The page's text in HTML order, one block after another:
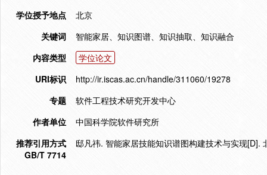
学位授予地点
北京
关键词
智能家居、知识图谱、知识抽取、知识融合
内容类型
学位论文
URI标识
http://ir.iscas.ac.cn/handle/311060/19278
专题
软件工程技术研究开发中心
作者单位
中国科学院软件研究所
推荐引用方式
GB/T 7714
邸凡祎. 智能家居技能知识谱图构建技术与实现[D].